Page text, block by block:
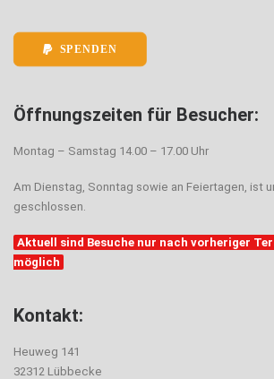
SPENDEN
Öffnungszeiten für Besucher:
Montag – Samstag 14.00 – 17.00 Uhr
Am Dienstag, Sonntag sowie an Feiertagen, ist
geschlossen.
Aktuell sind Besuche nur nach vorheriger
möglich
Kontakt:
Heuweg 141
32312 Lübbecke